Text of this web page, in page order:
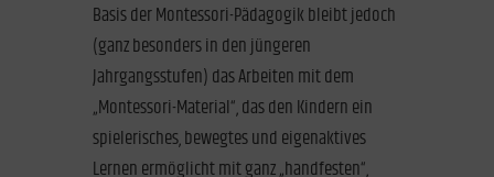
Basis der Montessori-Pädagogik bleibt jedoch
(ganz besonders in den jüngeren
Jahrgangsstufen) das Arbeiten mit dem
„Montessori-Material“, das den Kindern ein
spielerisches, bewegtes und eigenaktives
Lernen ermöglicht mit ganz „handfesten“,